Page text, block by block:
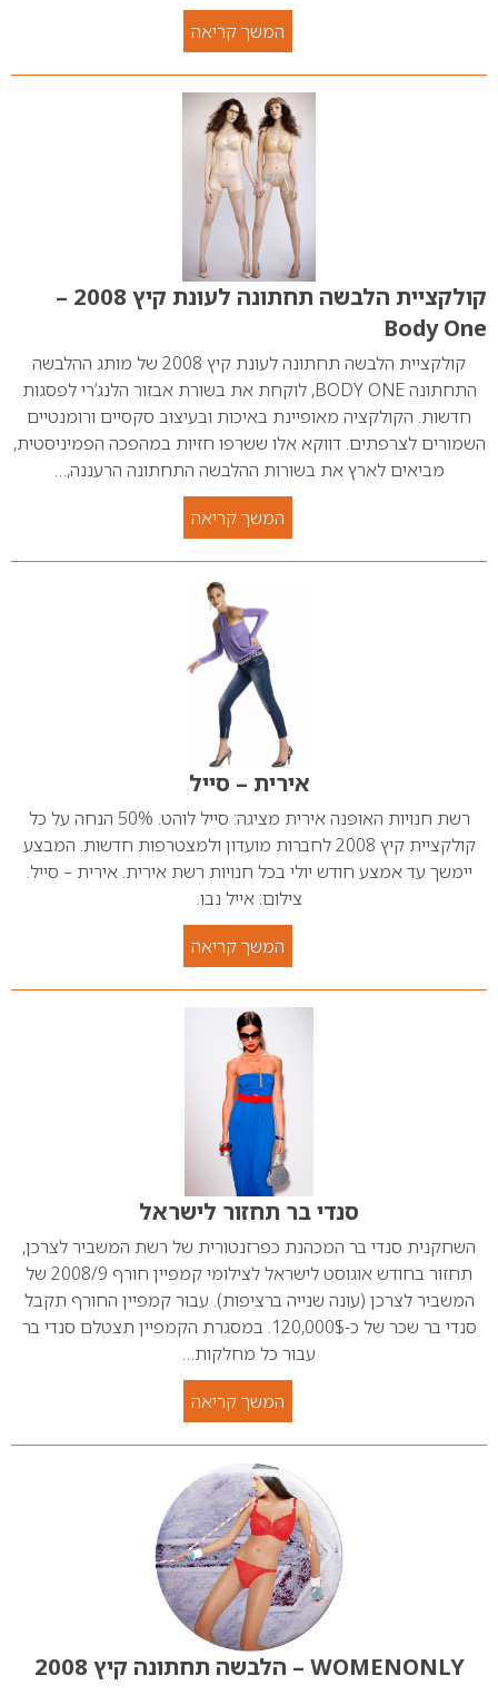
המשך קריאה
קולקציית הלבשה תחתונה לעונת קיץ 2008 –
Body One
קולקציית הלבשה תחתונה לעונת קיץ 2008 של מותג ההלבשה
התחתונה BODY ONE, לוקחת את בשורת אבזור הלנג’רי לפסגות
חדשות. הקולקציה מאופיינת באיכות ובעיצוב סקסיים ורומנטיים
השמורים לצרפתים. דווקא אלו ששרפו חזיות במהפכה הפמיניסטית,
מביאים לארץ את בשורות ההלבשה התחתונה הרעננה,…
המשך קריאה
אירית – סייל
רשת חנויות האופנה אירית מציגה: סייל לוהט. 50% הנחה על כל
קולקציית קיץ 2008 לחברות מועדון ולמצטרפות חדשות. המבצע
יימשך עד אמצע חודש יולי בכל חנויות רשת אירית. אירית – סייל.
צילום: אייל נבו.
המשך קריאה
סנדי בר תחזור לישראל
השחקנית סנדי בר המכהנת כפרזנטורית של רשת המשביר לצרכן,
תחזור בחודש אוגוסט לישראל לצילומי קמפיין חורף 2008/9 של
המשביר לצרכן (עונה שנייה ברציפות). עבור קמפיין החורף תקבל
סנדי בר שכר של כ-120,000$. במסגרת הקמפיין תצטלם סנדי בר
עבור כל מחלקות…
המשך קריאה
WOMENONLY – הלבשה תחתונה קיץ 2008